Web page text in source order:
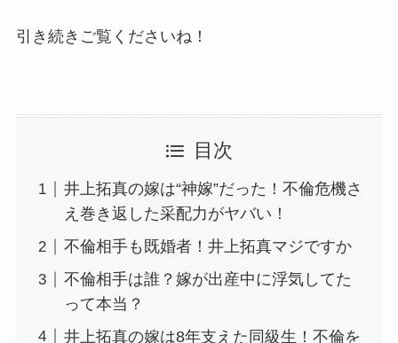
引き続きご覧くださいね！
目次
井上拓真の嫁は“神嫁”だった！不倫危機さ
え巻き返した采配力がヤバい！
不倫相手も既婚者！井上拓真マジですか
不倫相手は誰？嫁が出産中に浮気してた
って本当？
井上拓真の嫁は8年支えた同級生！不倫を